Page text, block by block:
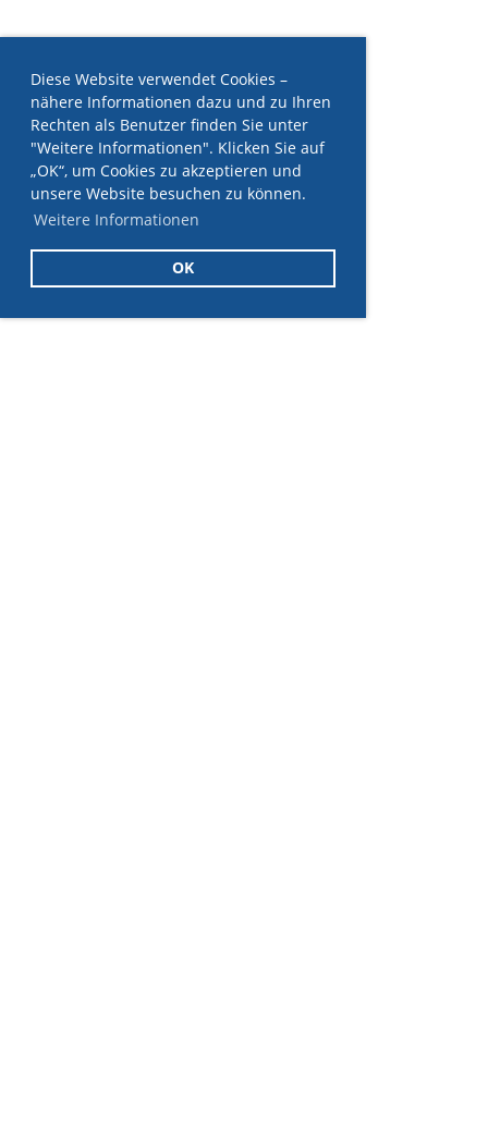
Diese Website verwendet Cookies –
nähere Informationen dazu und zu Ihren
Rechten als Benutzer finden Sie unter
"Weitere Informationen". Klicken Sie auf
„OK“, um Cookies zu akzeptieren und
unsere Website besuchen zu können.
Weitere Informationen
OK